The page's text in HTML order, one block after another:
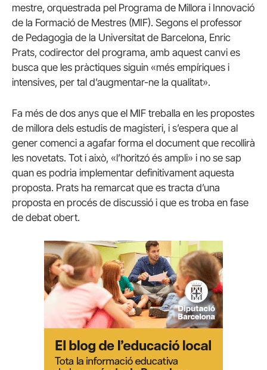
mestre, orquestrada pel Programa de Millora i Innovació
de la Formació de Mestres (MIF). Segons el professor
de Pedagogia de la Universitat de Barcelona, Enric
Prats, codirector del programa, amb aquest canvi es
busca que les pràctiques siguin «més empíriques i
intensives, per tal d’augmentar-ne la qualitat».
Fa més de dos anys que el MIF treballa en les propostes
de millora dels estudis de magisteri, i s’espera que al
gener comenci a agafar forma el document que recollirà
les novetats. Tot i això, «l’horitzó és ampli» i no se sap
quan es podria implementar definitivament aquesta
proposta. Prats ha remarcat que es tracta d’una
proposta en procés de discussió i que es troba en fase
de debat obert.